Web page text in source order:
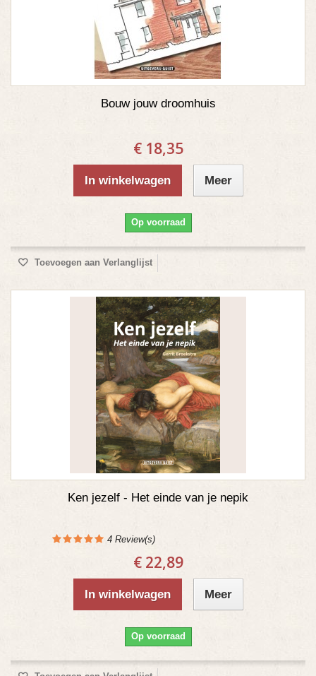
Bouw jouw droomhuis
€ 18,35
In winkelwagen Meer
Op voorraad
Toevoegen aan Verlanglijst
Ken jezelf - Het einde van je nepik
4 Review(s)
€ 22,89
In winkelwagen Meer
Op voorraad